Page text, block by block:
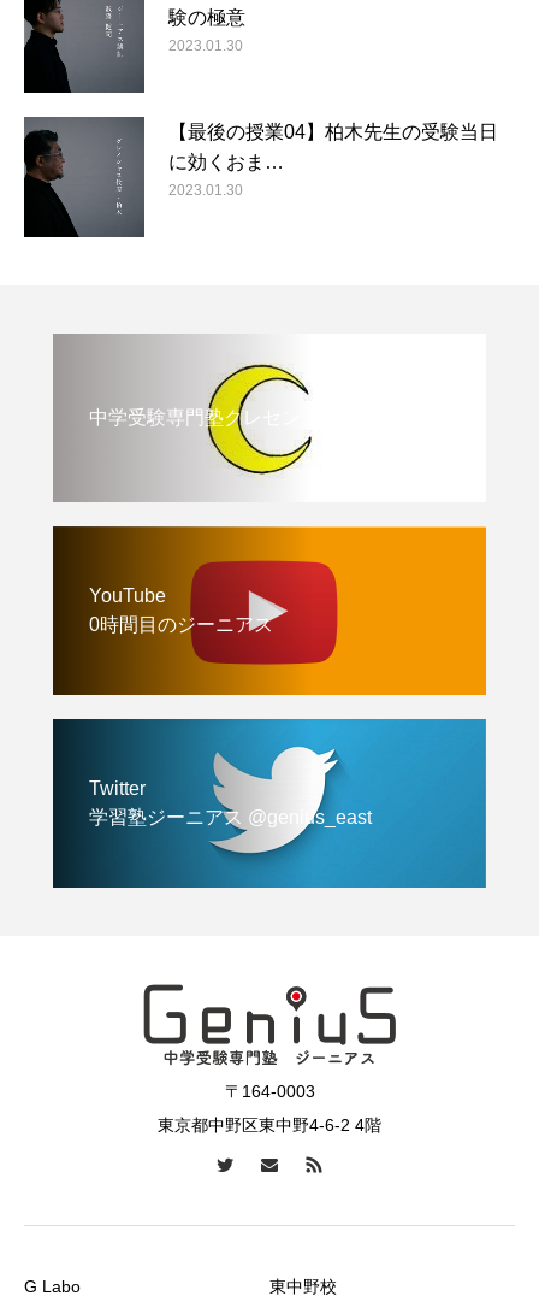
験の極意
2023.01.30
【最後の授業04】柏木先生の受験当日
に効くおま…
2023.01.30
中学受験専門塾クレセント
YouTube
0時間目のジーニアス
Twitter
学習塾ジーニアス @genius_east
〒164-0003
東京都中野区東中野4-6-2 4階
G Labo 東中野校